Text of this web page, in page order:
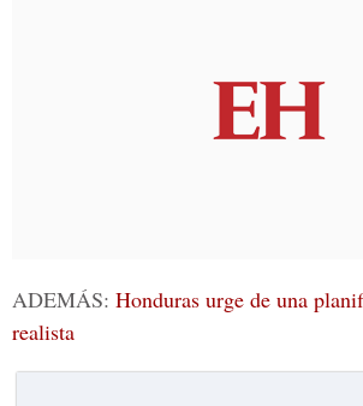
ADEMÁS: Honduras urge de una
realista